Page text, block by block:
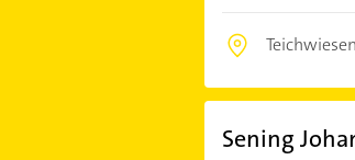
Sening